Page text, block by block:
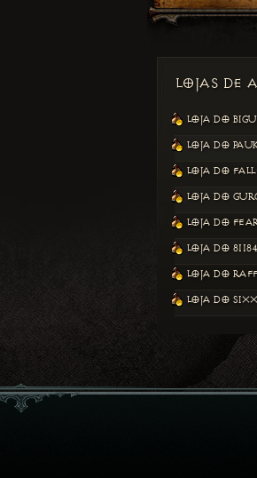
LOJAS DE
LOJA DO
LOJA DO
LOJA DO
LOJA DO
LOJA DO
LOJA DO
LOJA DO
LOJA DO